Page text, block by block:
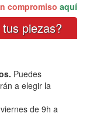
compromiso aquí
piezas?
Puedes
a elegir la
de 9h a